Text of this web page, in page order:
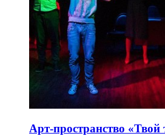
Арт-пространство «Твой